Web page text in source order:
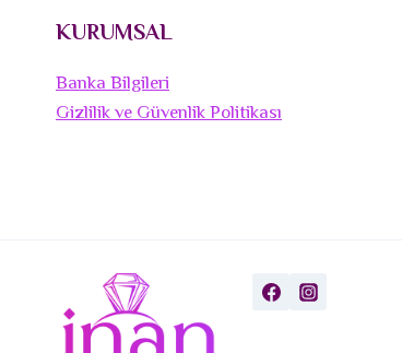
KURUMSAL
Banka Bilgileri
Gizlilik ve Güvenlik Politikası